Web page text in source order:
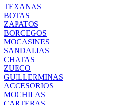
TEXANAS
BOTAS
ZAPATOS
BORCEGOS
MOCASINES
SANDALIAS
CHATAS
ZUECO
GUILLERMINAS
ACCESORIOS
MOCHILAS
CARTERAS